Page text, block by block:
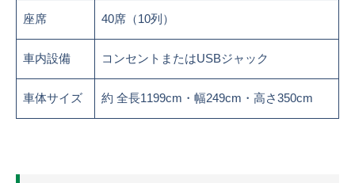
座席 40席（10列）
車内設備 コンセントまたはUSBジャック
車体サイズ 約 全長1199cm・幅249cm・高さ350cm